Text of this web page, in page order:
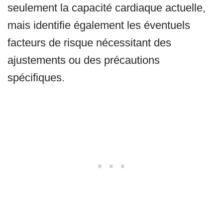
seulement la capacité cardiaque actuelle,
mais identifie également les éventuels
facteurs de risque nécessitant des
ajustements ou des précautions
spécifiques.